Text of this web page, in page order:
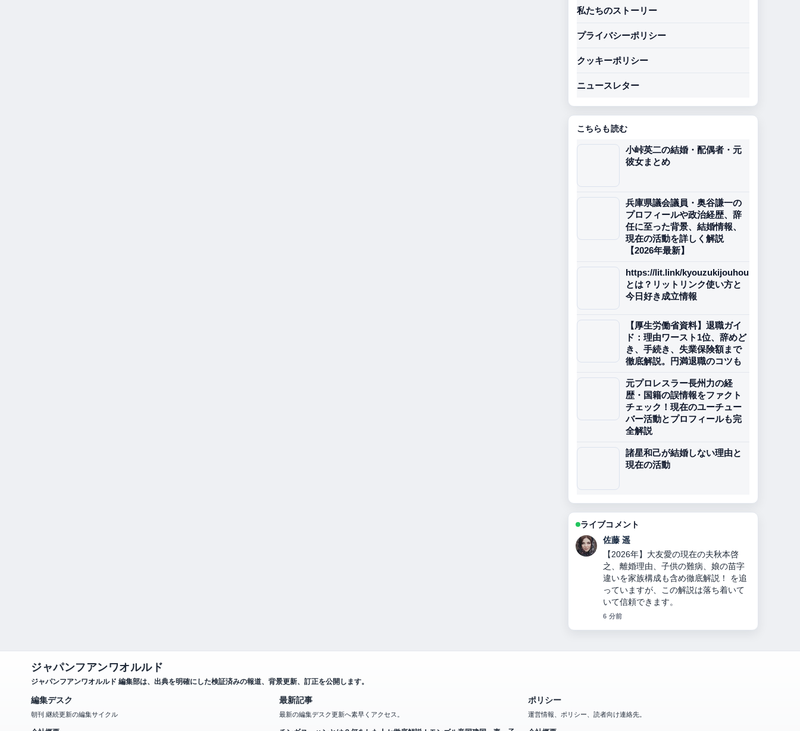
私たちのストーリー
プライバシーポリシー
クッキーポリシー
ニュースレター
こちらも読む
小峠英二の結婚・配偶者・元
彼女まとめ
兵庫県議会議員・奥谷謙一の
プロフィールや政治経歴、辞
任に至った背景、結婚情報、
現在の活動を詳しく解説
【2026年最新】
https://lit.link/kyouzukijouhou
とは？リットリンク使い方と
今日好き成立情報
【厚生労働省資料】退職ガイ
ド：理由ワースト1位、辞めど
き、手続き、失業保険額まで
徹底解説。円満退職のコツも
元プロレスラー長州力の経
歴・国籍の誤情報をファクト
チェック！現在のユーチュー
バー活動とプロフィールも完
全解説
諸星和己が結婚しない理由と
現在の活動
ライブコメント
伊藤 芽衣
チンギス＝ハンとは？何をした人か徹
底解説！モンゴル帝国建国、妻・子
孫・死因・3つの宝物とヤサの秘密！
の背景説明が助かります。ライブ更新
を続けてください。
8 分前
ジャパンフアンワオルルド
ジャパンフアンワオルルド 編集部は、出典を明確にした検証済みの報道、背景更新、訂正を公開します。
編集デスク
朝刊 継続更新の編集サイクル
最新記事
最新の編集デスク更新へ素早くアクセス。
ポリシー
運営情報、ポリシー、読者向け連絡先。